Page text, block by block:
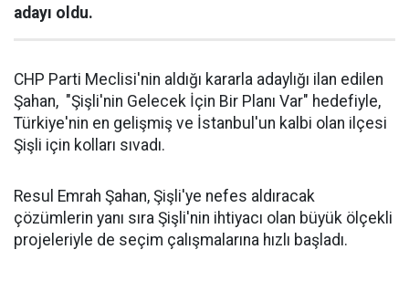
adayı oldu.
CHP Parti Meclisi'nin aldığı kararla adaylığı ilan edilen
Şahan, "Şişli'nin Gelecek İçin Bir Planı Var" hedefiyle,
Türkiye'nin en gelişmiş ve İstanbul'un kalbi olan ilçesi
Şişli için kolları sıvadı.
Resul Emrah Şahan, Şişli'ye nefes aldıracak
çözümlerin yanı sıra Şişli'nin ihtiyacı olan büyük ölçekli
projeleriyle de seçim çalışmalarına hızlı başladı.